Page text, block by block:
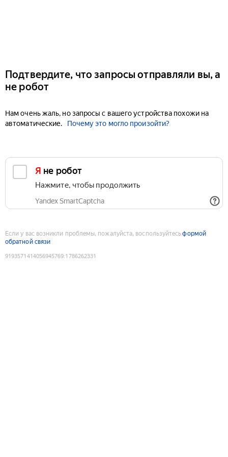
Подтвердите, что запросы отправляли вы, а
не робот
Нам очень жаль, но запросы с вашего устройства похожи на
автоматические.
Почему это могло произойти?
Я не робот
Нажмите, чтобы продолжить
Yandex SmartCaptcha
Если у вас возникли проблемы, пожалуйста, воспользуйтесьформой
обратной связи
9193571414056945769:1786262331